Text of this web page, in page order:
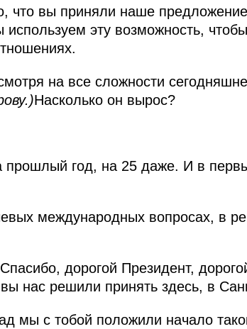
что вы приняли наше
эту возможность,
на все сложности
Насколько он вырос?
прошлый год, на 25 даже. И в
международных вопросах, в
Спасибо, дорогой Президент,
нас решили принять здесь, в
мы с тобой положили начало